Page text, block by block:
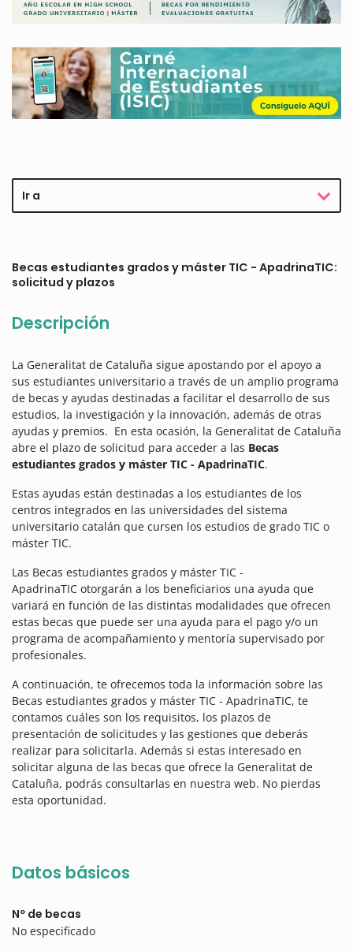
Ir a
Becas estudiantes grados y máster TIC - ApadrinaTIC:
solicitud y plazos
Descripción
La Generalitat de Cataluña sigue apostando por el apoyo a
sus estudiantes universitario a través de un amplio programa
de becas y ayudas destinadas a facilitar el desarrollo de sus
estudios, la investigación y la innovación, además de otras
ayudas y premios. En esta ocasión, la Generalitat de Cataluña
abre el plazo de solicitud para acceder a las Becas
estudiantes grados y máster TIC - ApadrinaTIC.
Estas ayudas están destinadas a los estudiantes de los
centros integrados en las universidades del sistema
universitario catalán que cursen los estudios de grado TIC o
máster TIC.
Las Becas estudiantes grados y máster TIC -
ApadrinaTIC otorgarán a los beneficiarios una ayuda que
variará en función de las distintas modalidades que ofrecen
estas becas que puede ser una ayuda para el pago y/o un
programa de acompañamiento y mentoría supervisado por
profesionales.
A continuación, te ofrecemos toda la información sobre las
Becas estudiantes grados y máster TIC - ApadrinaTIC, te
contamos cuáles son los requisitos, los plazos de
presentación de solicitudes y las gestiones que deberás
realizar para solicitarla. Además si estas interesado en
solicitar alguna de las becas que ofrece la Generalitat de
Cataluña, podrás consultarlas en nuestra web. No pierdas
esta oportunidad.
Datos básicos
Nº de becas
No especificado